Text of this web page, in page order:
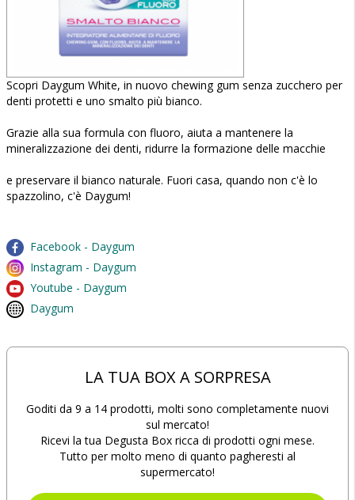
Scopri Daygum White, in nuovo chewing gum senza zucchero per
denti protetti e uno smalto più bianco.
Grazie alla sua formula con fluoro, aiuta a mantenere la
mineralizzazione dei denti, ridurre la formazione delle macchie
e preservare il bianco naturale. Fuori casa, quando non c'è lo
spazzolino, c'è Daygum!
Facebook - Daygum
Instagram - Daygum
Youtube - Daygum
Daygum
LA TUA BOX A SORPRESA
Goditi da 9 a 14 prodotti, molti sono completamente nuovi
sul mercato!
Ricevi la tua Degusta Box ricca di prodotti ogni mese.
Tutto per molto meno di quanto pagheresti al
supermercato!